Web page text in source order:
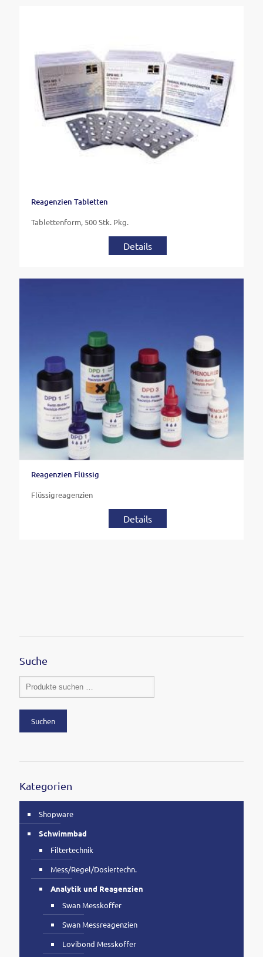
Reagenzien Tabletten
Tablettenform, 500 Stk. Pkg.
Details
Reagenzien Flüssig
Flüssigreagenzien
Details
Suche
Suchen
Kategorien
Shopware
Schwimmbad
Filtertechnik
Mess/Regel/Dosiertechn.
Analytik und Reagenzien
Swan Messkoffer
Swan Messreagenzien
Lovibond Messkoffer